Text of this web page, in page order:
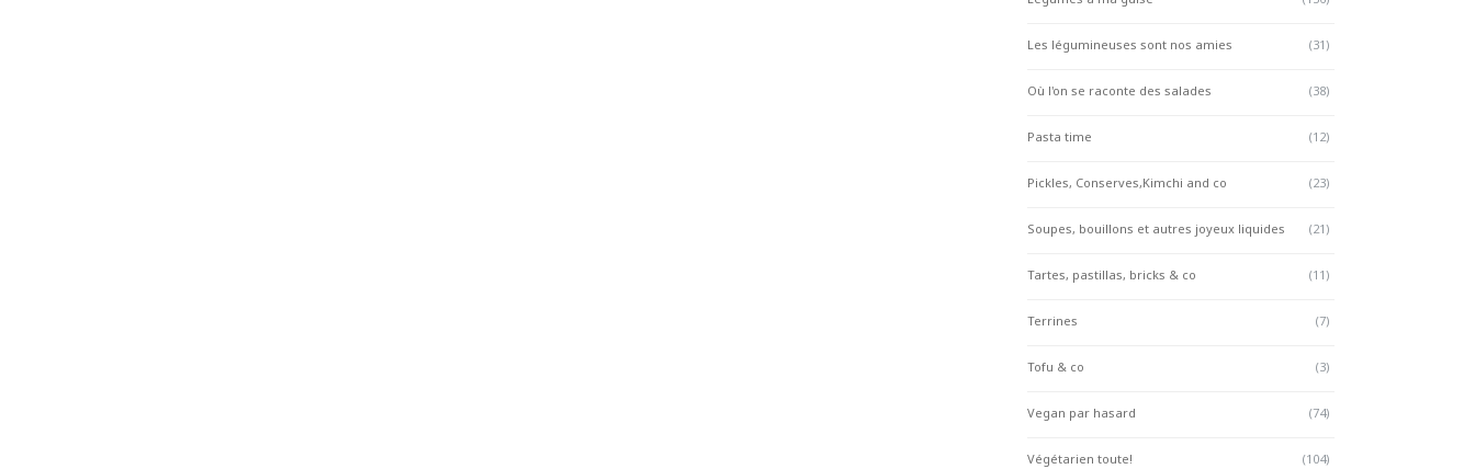
Les légumineuses sont nos amies (31)
Où l'on se raconte des salades (38)
Pasta time (12)
Pickles, Conserves,Kimchi and co (23)
Soupes, bouillons et autres joyeux liquides (21)
Tartes, pastillas, bricks & co (11)
Terrines (7)
Tofu & co (3)
Vegan par hasard (74)
Végétarien toute! (104)